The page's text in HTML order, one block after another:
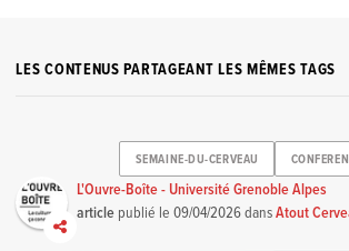
LES CONTENUS PARTAGEANT LES MÊMES TAGS
SEMAINE-DU-CERVEAU
L'Ouvre-Boîte - Université Grenoble Alpes
article publié le09/04/2026dansAtout